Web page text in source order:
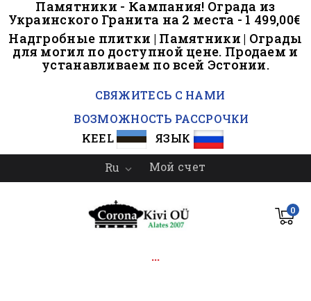
Памятники - Кампания! Ограда из
Украинского Гранита на 2 места - 1 499,00€
Надгробные плитки | Памятники | Ограды
для могил по доступной цене. Продаем и
устанавливаем по всей Эстонии.
СВЯЖИТЕСЬ С НАМИ
ВОЗМОЖНОСТЬ РАССРОЧКИ
KEEL
ЯЗЫК
Мой счет
Ru 
0
...